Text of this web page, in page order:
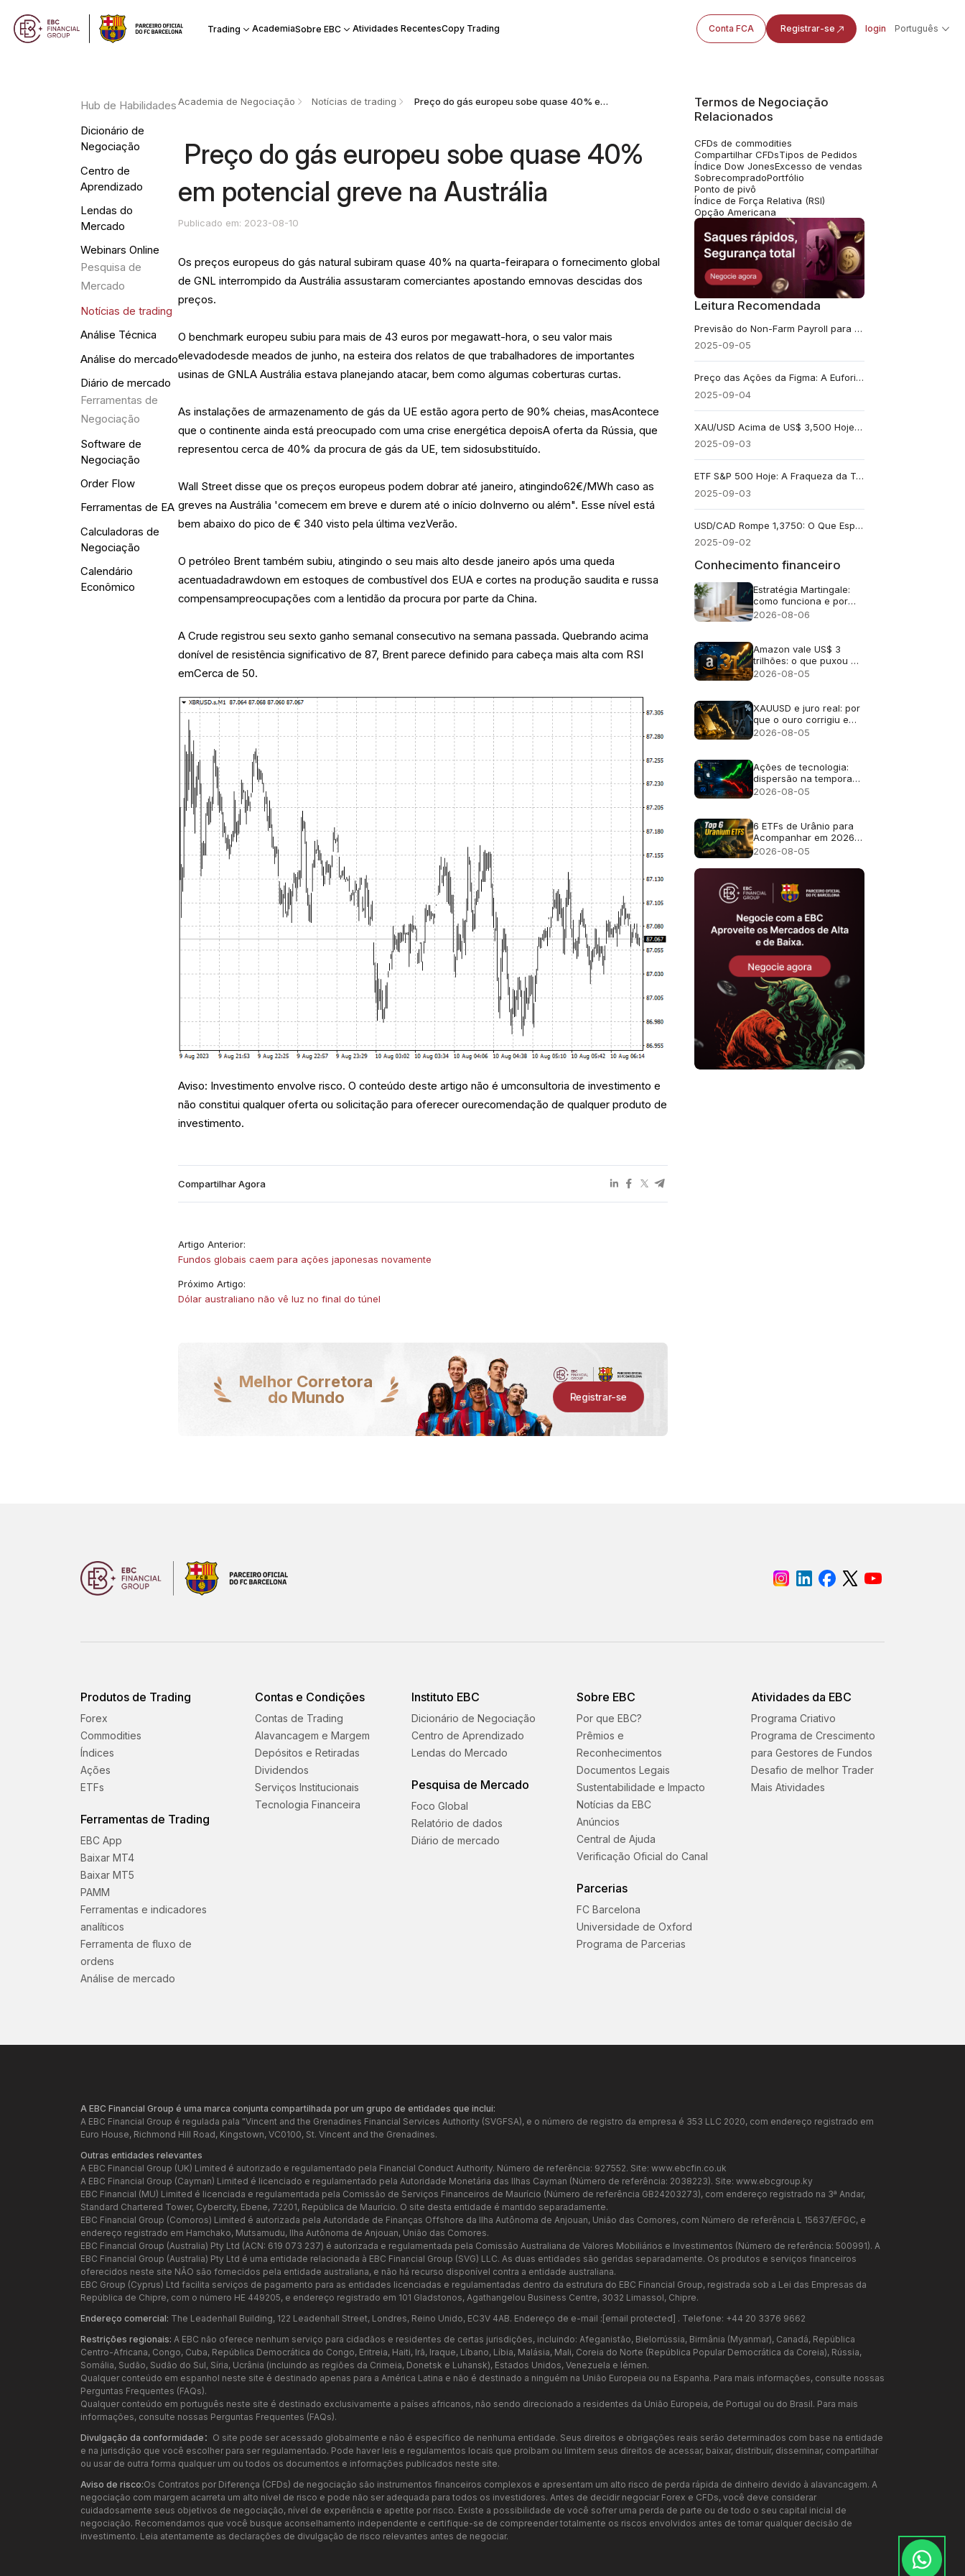
Trading AcademiaSobre EBC Atividades RecentesCopy Trading Conta FCA Registrar-se login Português
Hub de Habilidades
Dicionário de
Negociação
Centro de
Aprendizado
Lendas do
Mercado
Webinars Online
Pesquisa de
Mercado
Notícias de trading
Análise Técnica
Análise do mercado
Diário de mercado
Ferramentas de
Negociação
Software de
Negociação
Order Flow
Ferramentas de EA
Calculadoras de
Negociação
Calendário
Econômico
Academia de Negociação Notícias de trading ​ Preço do gás europeu sobe quase 40% em potencial greve na Austrália
​ Preço do gás europeu sobe quase 40%
em potencial greve na Austrália
Publicado em: 2023-08-10
Os preços europeus do gás natural subiram quase 40% na quarta-feirapara o fornecimento global
de GNL interrompido da Austrália assustaram comerciantes apostando emnovas descidas dos
preços.
O benchmark europeu subiu para mais de 43 euros por megawatt-hora, o seu valor mais
elevadodesde meados de junho, na esteira dos relatos de que trabalhadores de importantes
usinas de GNLA Austrália estava planejando atacar, bem como algumas coberturas curtas.
As instalações de armazenamento de gás da UE estão agora perto de 90% cheias, masAcontece
que o continente ainda está preocupado com uma crise energética depoisA oferta da Rússia, que
representou cerca de 40% da procura de gás da UE, tem sidosubstituído.
Wall Street disse que os preços europeus podem dobrar até janeiro, atingindo62€/MWh caso as
greves na Austrália 'comecem em breve e durem até o início doInverno ou além". Esse nível está
bem abaixo do pico de € 340 visto pela última vezVerão.
O petróleo Brent também subiu, atingindo o seu mais alto desde janeiro após uma queda
acentuadadrawdown em estoques de combustível dos EUA e cortes na produção saudita e russa
compensampreocupações com a lentidão da procura por parte da China.
A Crude registrou seu sexto ganho semanal consecutivo na semana passada. Quebrando acima
donível de resistência significativo de 87, Brent parece definido para cabeça mais alta com RSI
emCerca de 50.
Aviso: Investimento envolve risco. O conteúdo deste artigo não é umconsultoria de investimento e
não constitui qualquer oferta ou solicitação para oferecer ourecomendação de qualquer produto de
investimento.
Compartilhar Agora
Artigo Anterior:
Fundos globais caem para ações japonesas novamente
Próximo Artigo:
Dólar australiano não vê luz no final do túnel
Melhor Corretora
do Mundo
Registrar-se
Termos de Negociação
Relacionados
CFDs de commodities
Compartilhar CFDsTipos de Pedidos
Índice Dow JonesExcesso de vendas
SobrecompradoPortfólio
Ponto de pivô
Índice de Força Relativa (RSI)
Opção Americana
Leitura Recomendada
Previsão do Non-Farm Payroll para Agosto: Um Sinal de Esfriamento do Mercado de Trabalho?
2025-09-05
Preço das Ações da Figma: A Euforia da Era do IPO Está Acabando Agora?
2025-09-04
XAU/USD Acima de US$ 3,500 Hoje em Meio a Especulações Sobre Corte de Juros do Fed
2025-09-03
ETF S&P 500 Hoje: A Fraqueza da Tecnologia Está Impulsionando a Retração?
2025-09-03
USD/CAD Rompe 1,3750: O Que Esperar Para o Par?
2025-09-02
Conhecimento financeiro
Estratégia Martingale:
como funciona e por
que falha
2026-08-06
Amazon vale US$ 3
trilhões: o que puxou a
alta
2026-08-05
XAUUSD e juro real: por
que o ouro corrigiu em
2026
2026-08-05
Ações de tecnologia:
dispersão na temporada
de balanços
2026-08-05
6 ETFs de Urânio para
Acompanhar em 2026 e
o Que Cada Fundo
2026-08-05
Produtos de Trading
Forex
Commodities
Índices
Ações
ETFs
Ferramentas de Trading
EBC App
Baixar MT4
Baixar MT5
PAMM
Ferramentas e indicadores
analíticos
Ferramenta de fluxo de
ordens
Análise de mercado
Contas e Condições
Contas de Trading
Alavancagem e Margem
Depósitos e Retiradas
Dividendos
Serviços Institucionais
Tecnologia Financeira
Instituto EBC
Dicionário de Negociação
Centro de Aprendizado
Lendas do Mercado
Pesquisa de Mercado
Foco Global
Relatório de dados
Diário de mercado
Sobre EBC
Por que EBC?
Prêmios e
Reconhecimentos
Documentos Legais
Sustentabilidade e Impacto
Notícias da EBC
Anúncios
Central de Ajuda
Verificação Oficial do Canal
Parcerias
FC Barcelona
Universidade de Oxford
Programa de Parcerias
Atividades da EBC
Programa Criativo
Programa de Crescimento
para Gestores de Fundos
Desafio de melhor Trader
Mais Atividades
A EBC Financial Group é uma marca conjunta compartilhada por um grupo de entidades que inclui:
A EBC Financial Group é regulada pala "Vincent and the Grenadines Financial Services Authority (SVGFSA), e o número de registro da empresa é 353 LLC 2020, com endereço registrado em
Euro House, Richmond Hill Road, Kingstown, VC0100, St. Vincent and the Grenadines.
Outras entidades relevantes
A EBC Financial Group (UK) Limited é autorizado e regulamentado pela Financial Conduct Authority. Número de referência: 927552. Site: www.ebcfin.co.uk
A EBC Financial Group (Cayman) Limited é licenciado e regulamentado pela Autoridade Monetária das Ilhas Cayman (Número de referência: 2038223). Site: www.ebcgroup.ky
EBC Financial (MU) Limited é licenciada e regulamentada pela Comissão de Serviços Financeiros de Maurício (Número de referência GB24203273), com endereço registrado na 3ª Andar,
Standard Chartered Tower, Cybercity, Ebene, 72201, República de Maurício. O site desta entidade é mantido separadamente.
EBC Financial Group (Comoros) Limited é autorizada pela Autoridade de Finanças Offshore da Ilha Autônoma de Anjouan, União das Comores, com Número de referência L 15637/EFGC, e
endereço registrado em Hamchako, Mutsamudu, Ilha Autônoma de Anjouan, União das Comores.
EBC Financial Group (Australia) Pty Ltd (ACN: 619 073 237) é autorizada e regulamentada pela Comissão Australiana de Valores Mobiliários e Investimentos (Número de referência: 500991). A
EBC Financial Group (Australia) Pty Ltd é uma entidade relacionada à EBC Financial Group (SVG) LLC. As duas entidades são geridas separadamente. Os produtos e serviços financeiros
oferecidos neste site NÃO são fornecidos pela entidade australiana, e não há recurso disponível contra a entidade australiana.
EBC Group (Cyprus) Ltd facilita serviços de pagamento para as entidades licenciadas e regulamentadas dentro da estrutura do EBC Financial Group, registrada sob a Lei das Empresas da
República de Chipre, com o número HE 449205, e endereço registrado em 101 Gladstonos, Agathangelou Business Centre, 3032 Limassol, Chipre.
Endereço comercial: The Leadenhall Building, 122 Leadenhall Street, Londres, Reino Unido, EC3V 4AB. Endereço de e-mail :[email protected] . Telefone: +44 20 3376 9662
Restrições regionais: A EBC não oferece nenhum serviço para cidadãos e residentes de certas jurisdições, incluindo: Afeganistão, Bielorrússia, Birmânia (Myanmar), Canadá, República
Centro-Africana, Congo, Cuba, República Democrática do Congo, Eritreia, Haiti, Irã, Iraque, Líbano, Líbia, Malásia, Mali, Coreia do Norte (República Popular Democrática da Coreia), Rússia,
Somália, Sudão, Sudão do Sul, Síria, Ucrânia (incluindo as regiões da Crimeia, Donetsk e Luhansk), Estados Unidos, Venezuela e Iémen.
Qualquer conteúdo em espanhol neste site é destinado apenas para a América Latina e não é destinado a ninguém na União Europeia ou na Espanha. Para mais informações, consulte nossas
Perguntas Frequentes (FAQs).
Qualquer conteúdo em português neste site é destinado exclusivamente a países africanos, não sendo direcionado a residentes da União Europeia, de Portugal ou do Brasil. Para mais
informações, consulte nossas Perguntas Frequentes (FAQs).
Divulgação da conformidade： O site pode ser acessado globalmente e não é específico de nenhuma entidade. Seus direitos e obrigações reais serão determinados com base na entidade
e na jurisdição que você escolher para ser regulamentado. Pode haver leis e regulamentos locais que proíbam ou limitem seus direitos de acessar, baixar, distribuir, disseminar, compartilhar
ou usar de outra forma qualquer um ou todos os documentos e informações publicados neste site.
Aviso de risco:Os Contratos por Diferença (CFDs) de negociação são instrumentos financeiros complexos e apresentam um alto risco de perda rápida de dinheiro devido à alavancagem. A
negociação com margem acarreta um alto nível de risco e pode não ser adequada para todos os investidores. Antes de decidir negociar Forex e CFDs, você deve considerar
cuidadosamente seus objetivos de negociação, nível de experiência e apetite por risco. Existe a possibilidade de você sofrer uma perda de parte ou de todo o seu capital inicial de
negociação. Recomendamos que você busque aconselhamento independente e certifique-se de compreender totalmente os riscos envolvidos antes de tomar qualquer decisão de
investimento. Leia atentamente as declarações de divulgação de risco relevantes antes de negociar.